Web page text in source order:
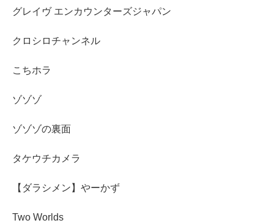
グレイヴ エンカウンターズジャパン
クロシロチャンネル
こちホラ
ゾゾゾ
ゾゾゾの裏面
タケウチカメラ
【ダラシメン】やーかず
Two Worlds